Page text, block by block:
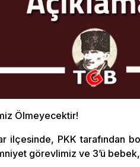
Ölmeyecektir!
ilçesinde, PKK tarafından
görevlimiz ve 3’ü bebek,